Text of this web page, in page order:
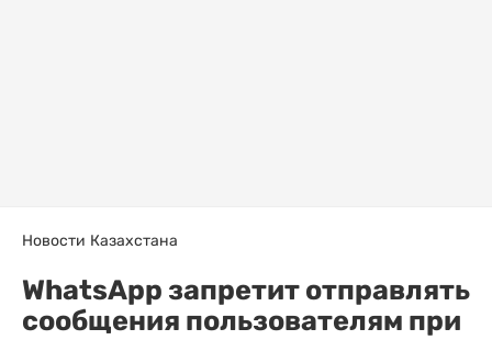
Новости Казахстана
WhatsApp запретит отправлять
сообщения пользователям при